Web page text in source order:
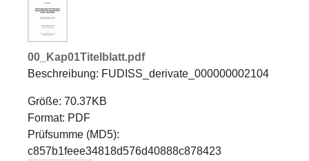
00_Kap01Titelblatt.pdf
Beschreibung: FUDISS_derivate_000000002104
Größe: 70.37KB
Format: PDF
Prüfsumme (MD5):
c857b1feee34818d576d40888c878423